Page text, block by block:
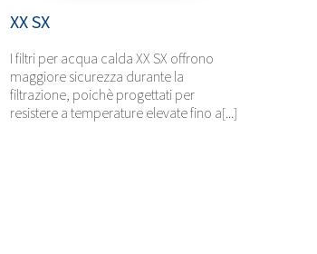
XX SX
I filtri per acqua calda XX SX offrono
maggiore sicurezza durante la
filtrazione, poichè progettati per
resistere a temperature elevate fino a[...]